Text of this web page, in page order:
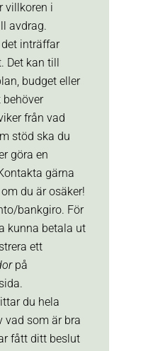
villkoren i
avdrag.
inträffar
Det kan till
budget eller
från vad
stöd ska du
göra en
gärna
du är osäker!
bankgiro. För
kunna betala ut
ett
på
du hela
vad som är bra
fått ditt beslut